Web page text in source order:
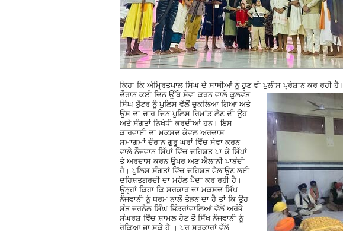
ਕਿਹਾ ਕਿ ਅੰਮ੍ਰਿਤਪਾਲ ਸਿੰਘ ਦੇ ਸਾਥੀਆਂ ਨੂੰ ਹੁਣ ਵੀ ਪੁਲੀਸ ਪ੍ਰੇਸ਼ਾਨ ਕਰ ਰਹੀ ਹੈ।
ਦੌਰਾਨ ਕਈ ਦਿਨ ਉੱਥੇ ਸੇਵਾ ਕਰਨ ਵਾਲੇ ਕੁਲਵੰਤ
ਸਿੰਘ ਬੁੱਟਰ ਨੂੰ ਪੁਲਿਸ ਵੱਲੋਂ ਚੁਕਲਿਆ ਗਿਆ ਅਤੇ
ਉਸ ਦਾ ਚਾਰ ਦਿਨ ਪੁਲਿਸ ਰਿਮਾਂਡ ਲੈਣ ਦੀ ਉਹ
ਅਤੇ ਸੰਗਤਾਂ ਨਿਖੇਧੀ ਕਰਦੀਆਂ ਹਨ। ਇਸ
ਕਾਰਵਾਈ ਦਾ ਮਕਸਦ ਕੇਵਲ ਅਰਦਾਸ
ਸਮਾਗਮਾਂ ਦੌਰਾਨ ਗੁਰੂ ਘਰਾਂ ਵਿੱਚ ਸੇਵਾ ਕਰਨ
ਵਾਲੇ ਨੌਜਵਾਨ ਸਿੱਖਾਂ ਵਿੱਚ ਦਹਿਸ਼ਤ ਪਾ ਕੇ ਸਿੱਖਾਂ
ਤੇ ਅਰਦਾਸ ਕਰਨ ਉਪਰ ਅਣ ਐਲਾਨੀ ਪਾਬੰਦੀ
ਹੈ। ਪੁਲਿਸ ਸੰਗਤਾਂ ਵਿੱਚ ਦਹਿਸ਼ਤ ਫੈਲਾਉਣ ਲਈ
ਦਹਿਸ਼ਤਗਰਦੀ ਦਾ ਮਹੌਲ ਪੈਦਾ ਕਰ ਰਹੀ ਹੈ।
ਉਨ੍ਹਾਂ ਕਿਹਾ ਕਿ ਸਰਕਾਰ ਦਾ ਮਕਸਦ ਸਿੱਖ
ਨੌਜਵਾਨੀ ਨੂੰ ਧਰਮ ਨਾਲੋਂ ਤੋੜਨ ਦਾ ਹੈ ਤਾਂ ਕਿ ਉਹ
ਸੰਤ ਜਰਨੈਲ ਸਿੰਘ ਭਿੰਡਰਾਂਵਾਲਿਆਂ ਵੱਲੋਂ ਅਰੰਭੇ
ਸੰਘਰਸ਼ ਵਿੱਚ ਸ਼ਾਮਲ ਹੋਣ ਤੋਂ ਸਿੱਖ ਨੌਜਵਾਨੀ ਨੂੰ
ਰੋਕਿਆ ਜਾ ਸਕੇ ਹੈ । ਪਰ ਸਰਕਾਰਾਂ ਵੱਲੋਂ